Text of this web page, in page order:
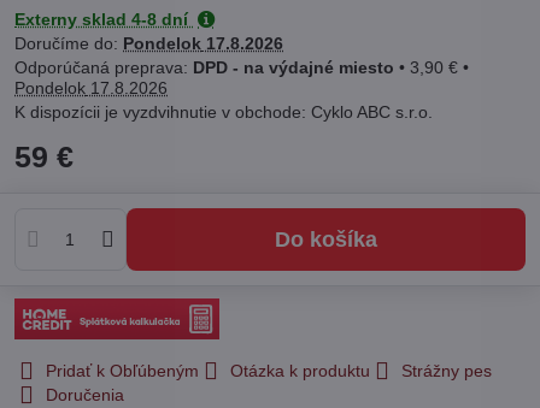
Externy sklad 4-8 dní
Doručíme do: Pondelok 17.8.2026
DPD - na výdajné miesto • 3,90 € •
Pondelok 17.8.2026
Cyklo ABC s.r.o.
59 €
Do košíka
Pridať k Obľúbeným Otázka k produktu
Strážny pes
Doručenia